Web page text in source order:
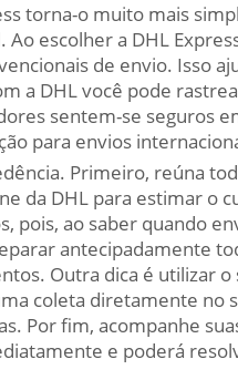
torna-o muito mais
escolher a DHL
de envio. Isso
a DHL você pode
sentem-se seguros
para envios
Primeiro, reúna
da DHL para estimar o
pois, ao saber quando
antecipadamente
Outra dica é utilizar
coleta diretamente no
Por fim, acompanhe
e poderá